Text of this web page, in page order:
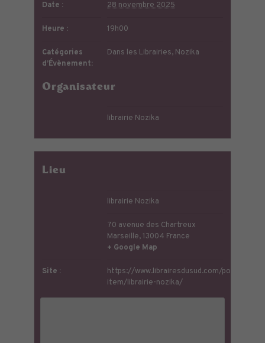
Date : 28 novembre 2025
Heure : 19h00
Catégories
d’Évènement:
Dans les Librairies, Nozika
Organisateur
librairie Nozika
Lieu
librairie Nozika
70 avenue des Chartreux
Marseille,13004 France
+ Google Map
Site :
https://www.librairesdusud.com/portfolio-
item/librairie-nozika/